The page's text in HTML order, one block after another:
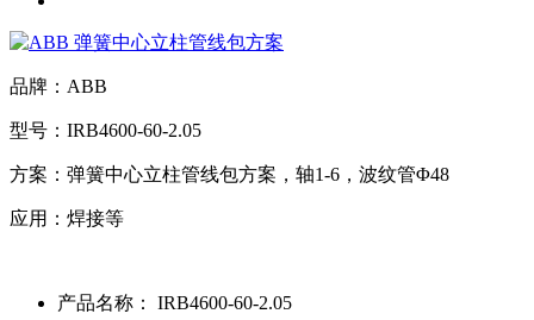
品牌：ABB
型号：IRB4600-60-2.05
方案：弹簧中心立柱管线包方案，轴1-6，波纹管Φ48
应用：焊接等
产品名称： IRB4600-60-2.05